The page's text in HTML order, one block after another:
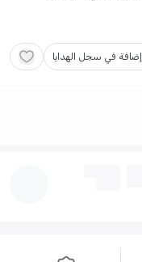
إضافة في سجل الهدايا